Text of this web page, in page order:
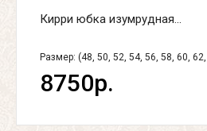
Кирри юбка изумрудная...
Размер: (48, 50, 52, 54, 56, 58, 60,
8750р.